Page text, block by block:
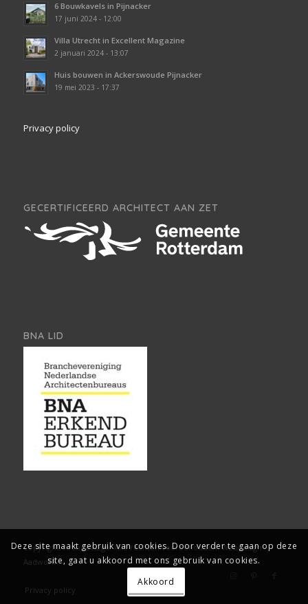
6 Bouwkavels in Pijnacker
17 juni 2024 - 12:00
Villa Utrecht in Excellent Magazine
2 januari 2024 - 13:07
Huis bouwen in Ackerswoude Pijnacker
19 mei 2023 - 17:37
Privacy policy
GECERTIFICEERD ARCHITECT AAN ZET
BNA LID
Copyright, Architect2go. Alle rechten voorbehouden.Webdesign:
Aadwork
Privacy policy
Deze site maakt gebruik van cookies. Door verder te gaan op deze
site, gaat u akkoord met ons gebruik van cookies.
Akkoord